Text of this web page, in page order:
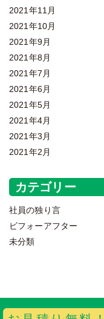
2021年11月
2021年10月
2021年9月
2021年8月
2021年7月
2021年6月
2021年5月
2021年4月
2021年3月
2021年2月
カテゴリー
社員の独り言
ビフォーアフター
未分類